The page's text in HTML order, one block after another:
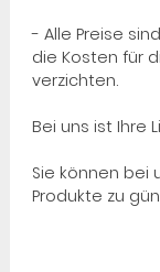
- Alle Preise
die Kosten für
verzichten.
Bei uns ist Ihre
Sie können bei
Produkte zu